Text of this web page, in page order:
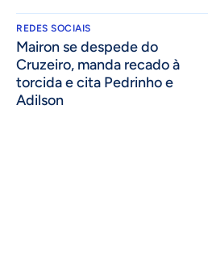
REDES SOCIAIS
Mairon se despede do
Cruzeiro, manda recado à
torcida e cita Pedrinho e
Adilson